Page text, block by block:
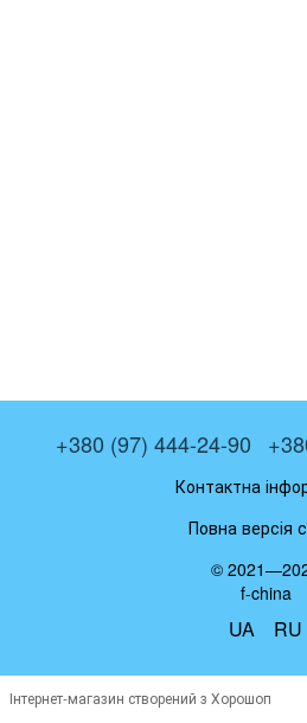
+380 (97) 444-24-90
Контактна
Повна версія
©
f-china
UA RU
Інтернет-магазин створений з Хорошоп